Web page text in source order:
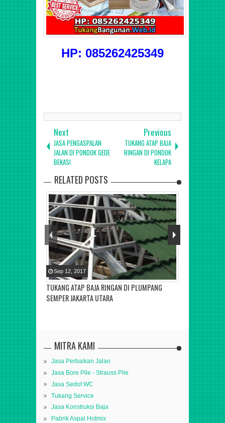
HP: 085262425349
Next
JASA PENGASPALAN
JALAN DI PONDOK GEDE
BEKASI
Previous
TUKANG ATAP BAJA
RINGAN DI PONDOK
KELAPA
RELATED POSTS
TUKANG ATAP BAJA RINGAN DI PLUMPANG
SEMPER JAKARTA UTARA
Sep 12 2017
MITRA KAMI
Jasa Perbaikan Jalan
Jasa Bore Pile - Strauss Pile
Jasa Sedot WC
Tukang Service
Jasa Konstruksi Baja
Pabrik Aspal Hotmix